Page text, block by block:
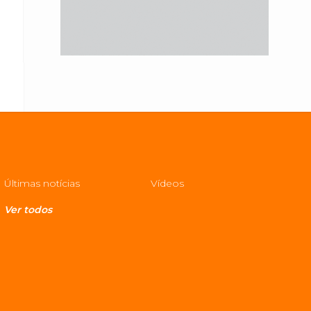
Últimas notícias Vídeos
Ver todos